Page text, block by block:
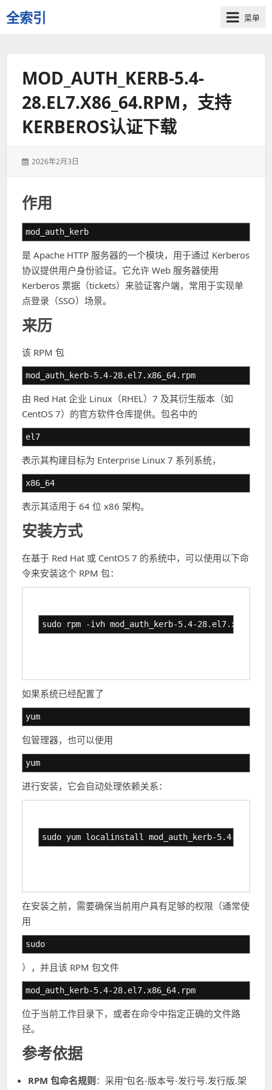
全索引
一
些
菜单
MOD_AUTH_KERB-5.4-
28.EL7.X86_64.RPM，支持
KERBEROS认证下载
发
2026年2月3日
作用
mod_auth_kerb
是 Apache HTTP 服务器的一个模块，用于通过 Kerberos
协议提供用户身份验证。它允许 Web 服务器使用
Kerberos 票据（tickets）来验证客户端，常用于实现单
点登录（SSO）场景。
来历
该 RPM 包
mod_auth_kerb-5.4-28.el7.x86_64.rpm
由 Red Hat 企业 Linux（RHEL）7 及其衍生版本（如
CentOS 7）的官方软件仓库提供。包名中的
el7
表示其构建目标为 Enterprise Linux 7 系列系统，
x86_64
表示其适用于 64 位 x86 架构。
安装方式
在基于 Red Hat 或 CentOS 7 的系统中，可以使用以下命
令来安装这个 RPM 包：
sudo rpm -ivh mod_auth_kerb-5.4-
如果系统已经配置了
yum
包管理器，也可以使用
yum
进行安装，它会自动处理依赖关系：
sudo yum localinstall mod_auth_kerb-5.4-
在安装之前，需要确保当前用户具有足够的权限（通常使
用
sudo
），并且该 RPM 包文件
mod_auth_kerb-5.4-28.el7.x86_64.rpm
位于当前工作目录下，或者在命令中指定正确的文件路
径。
参考依据
RPM 包命名规则 ：采用“包名-版本号-发行号.发行版.架